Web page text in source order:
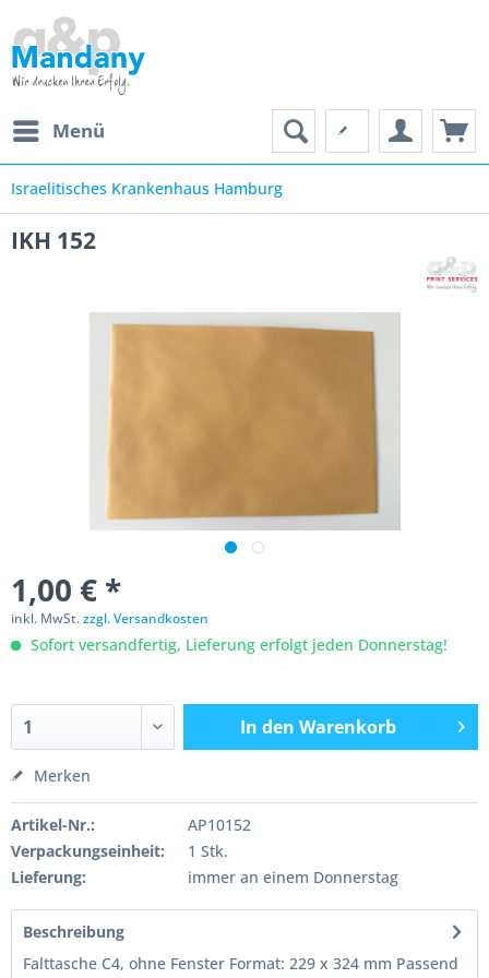
Menü
Israelitisches Krankenhaus Hamburg
IKH 152
1,00 € *
inkl. MwSt.zzgl. Versandkosten
Sofort versandfertig, Lieferung erfolgt jeden Donnerstag!
In den Warenkorb
Merken
Artikel-Nr.:
AP10152
Verpackungseinheit:
1 Stk.
Lieferung:
immer an einem Donnerstag
Beschreibung
Falttasche C4, ohne Fenster Format: 229 x 324 mm Passend